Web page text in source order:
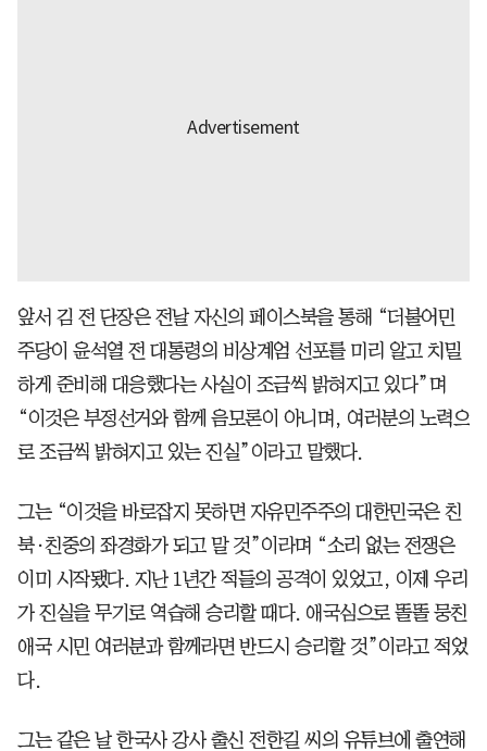
앞서 김 전 단장은 전날 자신의 페이스북을 통해 “더불어민
주당이 윤석열 전 대통령의 비상계엄 선포를 미리 알고 치밀
하게 준비해 대응했다는 사실이 조금씩 밝혀지고 있다”며
“이것은 부정선거와 함께 음모론이 아니며, 여러분의 노력으
로 조금씩 밝혀지고 있는 진실”이라고 말했다.
그는 “이것을 바로잡지 못하면 자유민주주의 대한민국은 친
북·친중의 좌경화가 되고 말 것”이라며 “소리 없는 전쟁은
이미 시작됐다. 지난 1년간 적들의 공격이 있었고, 이제 우리
가 진실을 무기로 역습해 승리할 때다. 애국심으로 똘똘 뭉친
애국 시민 여러분과 함께라면 반드시 승리할 것”이라고 적었
다.
그는 같은 날 한국사 강사 출신 전한길 씨의 유튜브에 출연해